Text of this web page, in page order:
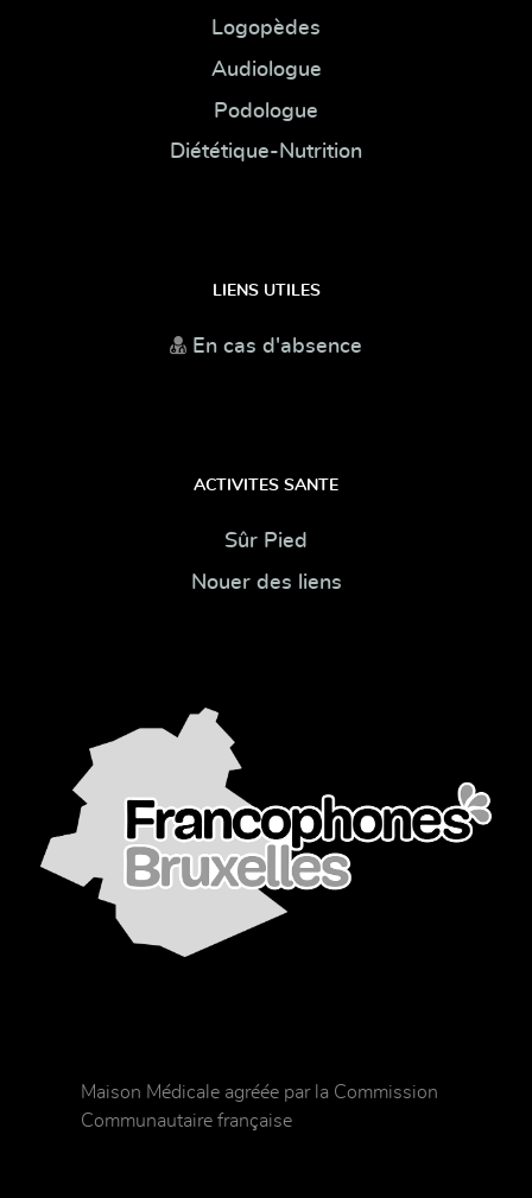
Logopèdes
Audiologue
Podologue
Diététique-Nutrition
LIENS UTILES
En cas d'absence
ACTIVITES SANTE
Sûr Pied
Nouer des liens
Maison Médicale agréée par la Commission
Communautaire française